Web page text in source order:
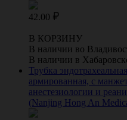
42.00
В КОРЗИНУ
В наличии во
В наличии в
Трубка
армированная, с
анестезиологии и
(Nanjing Hong An